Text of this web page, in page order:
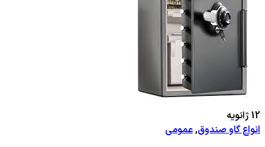
12ژانویه
انواع گاو صندوق,عمومی